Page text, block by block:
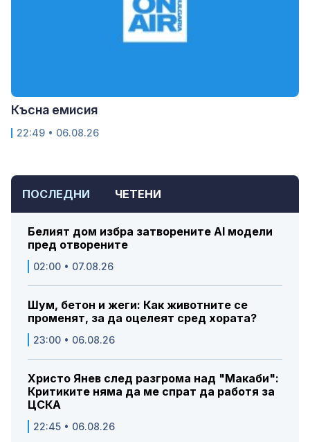
ПОСЛЕДНИ ЧЕТЕНИ
Белият дом избра затворените AI модели
пред отворените
02:00 • 07.08.26
Шум, бетон и жеги: Как животните се
променят, за да оцелеят сред хората?
23:00 • 06.08.26
Христо Янев след разгрома над "Макаби":
Критиките няма да ме спрат да работя за
ЦСКА
22:45 • 06.08.26
Късна емисия
22:49 • 06.08.26